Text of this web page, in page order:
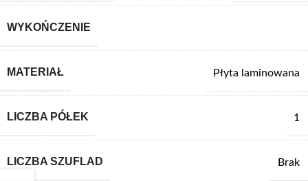
WYKOŃCZENIE
MATERIAŁ Płyta laminowana
LICZBA PÓŁEK 1
LICZBA SZUFLAD Brak